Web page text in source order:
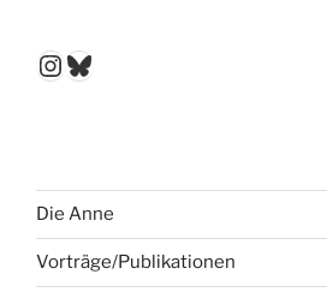
Instagram
Bluesky
Die Anne
Vorträge/Publikationen